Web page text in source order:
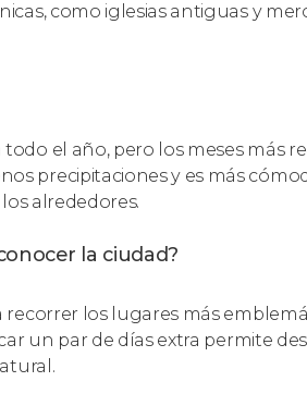
como iglesias antiguas y
el año, pero los meses más
precipitaciones y es más
alrededores.
la ciudad?
recorrer los lugares más
un par de días extra permite